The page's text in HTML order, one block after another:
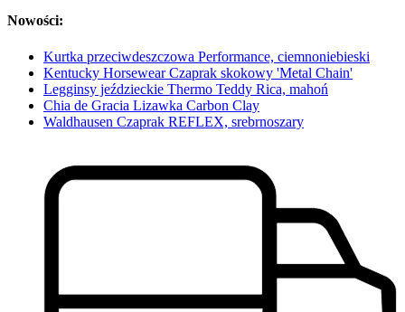
Nowości:
Kurtka przeciwdeszczowa Performance, ciemnoniebieski
Kentucky Horsewear Czaprak skokowy 'Metal Chain'
Legginsy jeździeckie Thermo Teddy Rica, mahoń
Chia de Gracia Lizawka Carbon Clay
Waldhausen Czaprak REFLEX, srebrnoszary